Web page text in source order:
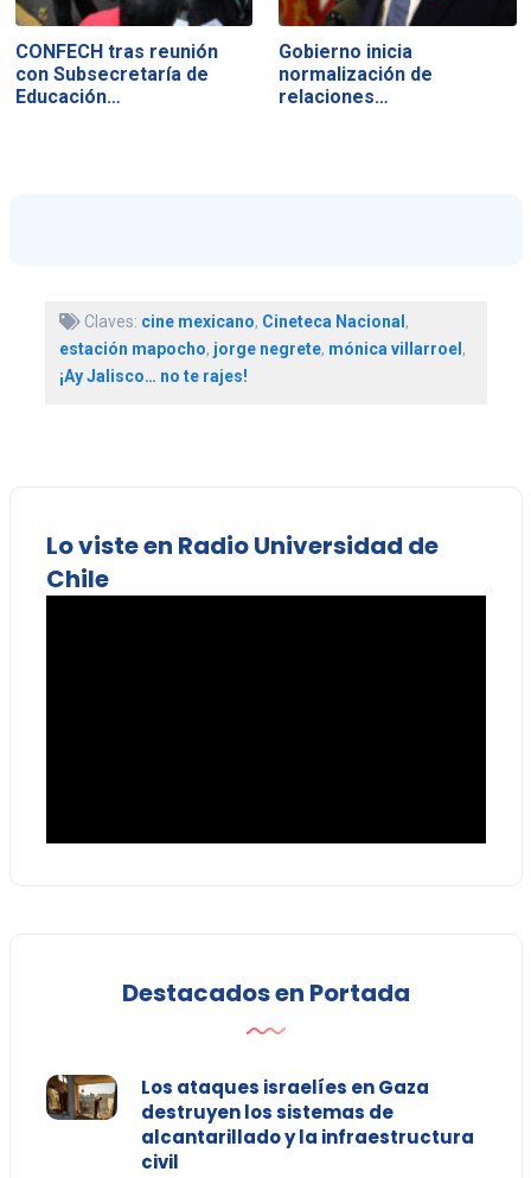
CONFECH tras reunión
con Subsecretaría de
Educación…
Gobierno inicia
normalización de
relaciones…
Claves: cine mexicano, Cineteca Nacional ,
estación mapocho, jorge negrete, mónica villarroel ,
¡Ay Jalisco… no te rajes!
Lo viste en Radio Universidad de
Chile
Destacados en Portada
Los ataques israelíes en Gaza
destruyen los sistemas de
alcantarillado y la infraestructura
civil